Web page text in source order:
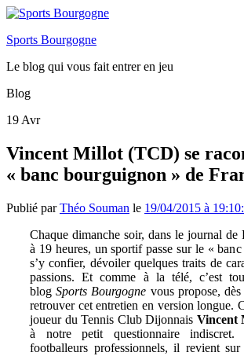
Sports Bourgogne
Le blog qui vous fait entrer en jeu
Blog
19 Avr
Vincent Millot (TCD) se
« banc bourguignon » de
Publié parThéo Souman le 19/04/2015 à
Chaque dimanche soir, dans le journal de
à 19 heures, un sportif passe sur le «
s’y confier, dévoiler quelques traits de
passions. Et comme à la télé, c’est
blogSports Bourgogne vous propose,
retrouver cet entretien en version longue.
joueur du Tennis Club Dijonnais Vincent
à notre petit questionnaire
footballeurs professionnels, il revient